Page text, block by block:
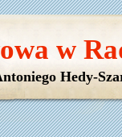
w
Hedy-